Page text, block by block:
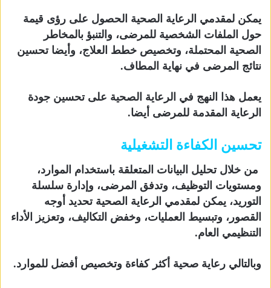
يمكن لمقدمي الرعاية الصحية الحصول على رؤى قيمة
حول الملفات الشخصية للمرضى، والتنبؤ بالمخاطر
الصحية المحتملة، وتخصيص خطط العلاج، وأيضا تحسين
نتائج المرضى في نهاية المطاف.
يعمل هذا النهج في الرعاية الصحية على تحسين جودة
الرعاية المقدمة للمرضى أيضا.
تحسين الكفاءة التشغيلية
من خلال تحليل البيانات المتعلقة باستخدام الموارد،
ومستويات التوظيف، وتدفق المرضى، وإدارة سلسلة
التوريد، يمكن لمقدمي الرعاية الصحية تحديد أوجه
القصور، وتبسيط العمليات، وخفض التكاليف، وتعزيز الأداء
التنظيمي العام.
وبالتالي رعاية صحية أكثر كفاءة وتخصيص أفضل للموارد.